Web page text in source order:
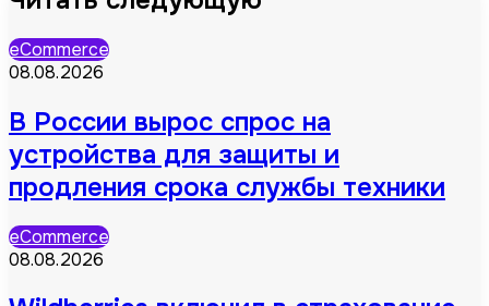
eCommerce
08.08.2026
В России вырос спрос на
устройства для защиты и
продления срока службы техники
eCommerce
08.08.2026